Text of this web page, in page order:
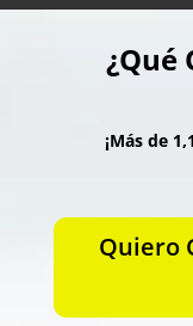
¿Qué
¡Más de
Quiero